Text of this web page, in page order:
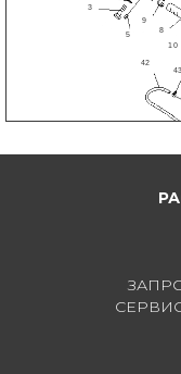
3
5 8
9
10
42
43